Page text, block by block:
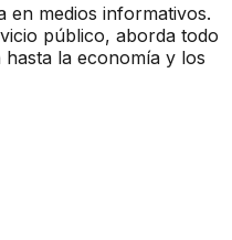
en medios informativos.
público, aborda todo
la economía y los